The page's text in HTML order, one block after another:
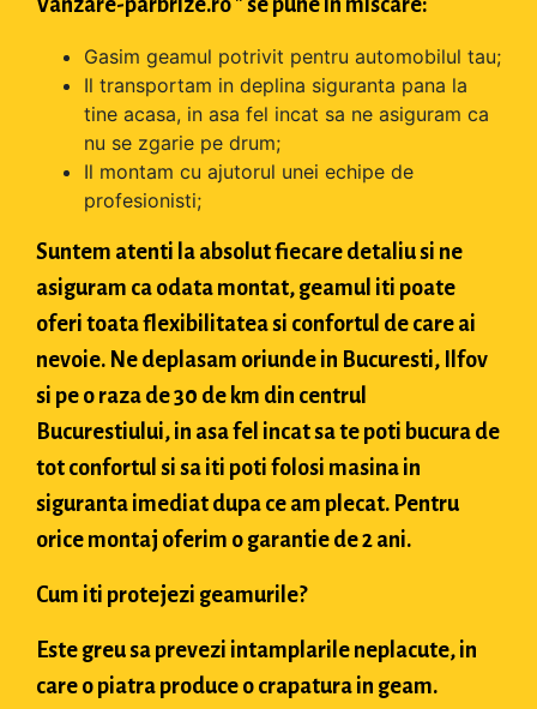
Vanzare-parbrize.ro " se pune in miscare:
Gasim geamul potrivit pentru automobilul tau;
Il transportam in deplina siguranta pana la
tine acasa, in asa fel incat sa ne asiguram ca
nu se zgarie pe drum;
Il montam cu ajutorul unei echipe de
profesionisti;
Suntem atenti la absolut fiecare detaliu si ne
asiguram ca odata montat, geamul iti poate
oferi toata flexibilitatea si confortul de care ai
nevoie. Ne deplasam oriunde in Bucuresti, Ilfov
si pe o raza de 30 de km din centrul
Bucurestiului, in asa fel incat sa te poti bucura de
tot confortul si sa iti poti folosi masina in
siguranta imediat dupa ce am plecat. Pentru
orice montaj oferim o garantie de 2 ani.
Cum iti protejezi geamurile?
Este greu sa prevezi intamplarile neplacute, in
care o piatra produce o crapatura in geam.